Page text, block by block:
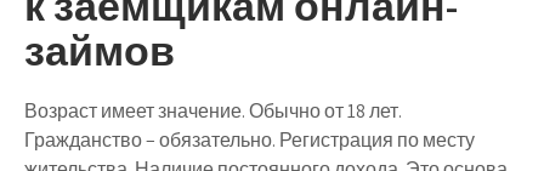
займов
Возраст имеет значение. Обычно от 18 лет.
Гражданство – обязательно. Регистрация по месту